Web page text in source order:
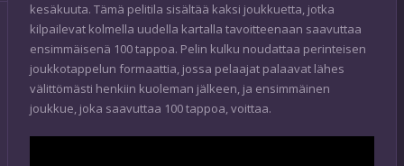
kesäkuuta. Tämä pelitila sisältää kaksi joukkuetta, jotka
kilpailevat kolmella uudella kartalla tavoitteenaan saavuttaa
ensimmäisenä 100 tappoa. Pelin kulku noudattaa perinteisen
joukkotappelun formaattia, jossa pelaajat palaavat lähes
välittömästi henkiin kuoleman jälkeen, ja ensimmäinen
joukkue, joka saavuttaa 100 tappoa, voittaa.